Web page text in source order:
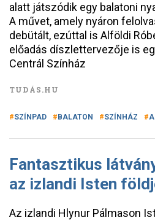
alatt játszódik egy balatoni
A művet, amely nyáron
debütált, ezúttal is Alföldi
előadás díszlettervezője is
Centrál Színház
TUDÁS.HU
SZÍNPAD BALATON SZÍNHÁZ
Fantasztikus
az izlandi Isten
Az izlandi Hlynur Pálmason